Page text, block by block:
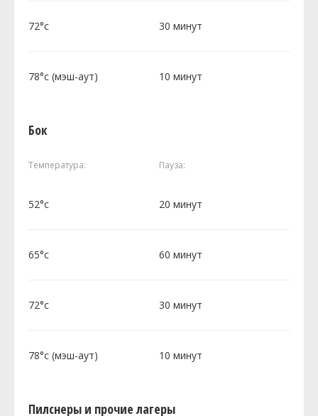
72°c 30 минут
78°c (мэш-аут) 10 минут
Бок
Температура: Пауза:
52°c 20 минут
65°c 60 минут
72°c 30 минут
78°c (мэш-аут) 10 минут
Пилснеры и прочие лагеры